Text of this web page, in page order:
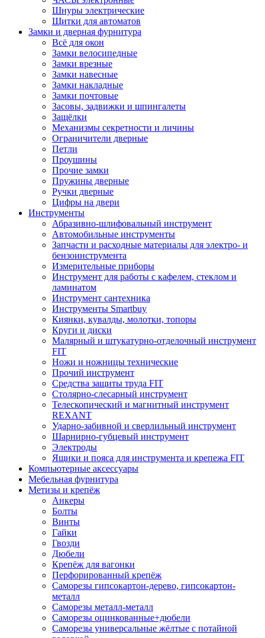
Шнуры электрические
Щитки для автоматов
Замки и дверная фурнитура
Всё для окон
Замки велосипедные
Замки врезные
Замки навесные
Замки накладные
Замки почтовые
Засовы, задвижки и шпингалеты
Защёлки
Механизмы секретности и личины
Ограничители дверные
Петли
Проушины
Прочие замки
Пружины дверные
Ручки дверные
Цифры на двери
Инструменты
Абразивно-шлифовальный инструмент
Автомобильные инструменты
Запчасти и расходные материалы для электро- и
бензоинструмента
Измерительные приборы
Инструмент для работы с кафелем, стеклом и
ламинатом
Инструмент сантехника
Инструменты Smartbuy
Киянки, кувалды, молотки, топоры
Круги и диски
Малярный и штукатурно-отделочный инструмент
FIT
Ножи и ножницы технические
Прочий инструмент
Средства защиты труда FIT
Столярно-слесарный инструмент
Телескопический и магнитный инструмент
REXANT
Ударно-забивной и сверлильный инструмент
Шарнирно-губцевый инструмент
Электроды
Ящики и пояса для инструмента и крепежа FIT
Компьютерные аксессуары
Мебельная фурнитура
Метизы и крепёж
Анкеры
Болты
Винты
Гайки
Гвозди
Дюбели
Крепёж для вагонки
Перфорированный крепёж
Саморезы гипсокартон-дерево, гипсокартон-
металл
Саморезы металл-металл
Саморезы оцинкованные+дюбели
Саморезы универсальные жёлтые с потайной